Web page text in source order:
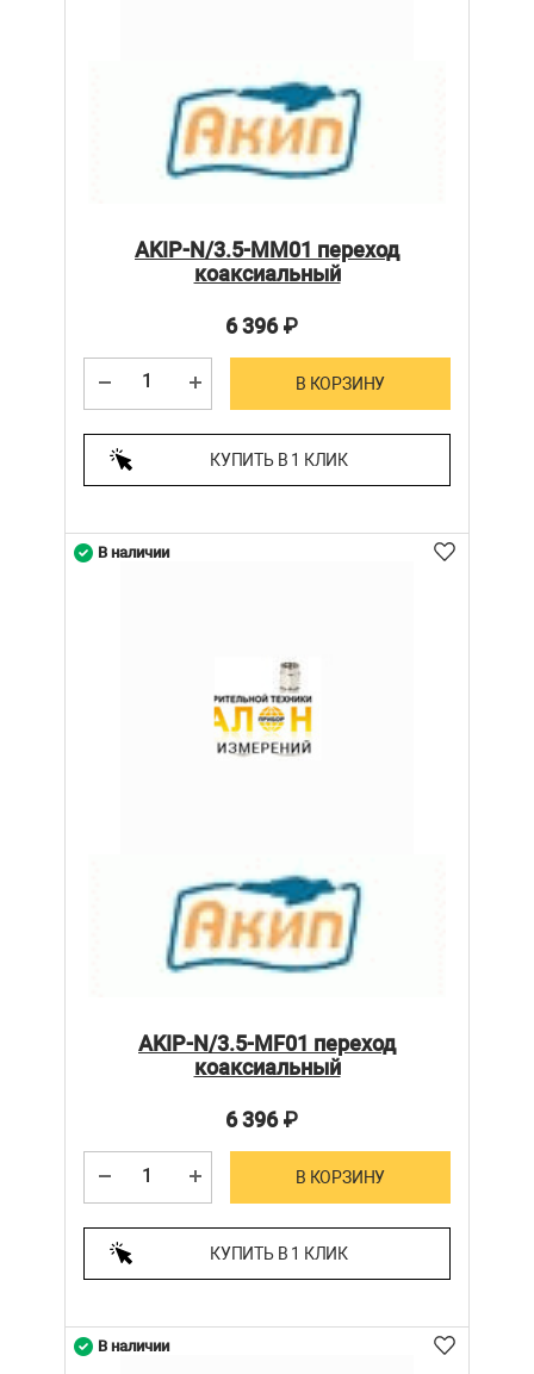
AKIP-N/3.5-MM01 переход
коаксиальный
6 396₽
В КОРЗИНУ
КУПИТЬ В 1 КЛИК
AKIP-N/3.5-MF01 переход
коаксиальный
6 396₽
В КОРЗИНУ
КУПИТЬ В 1 КЛИК
В наличии
В наличии